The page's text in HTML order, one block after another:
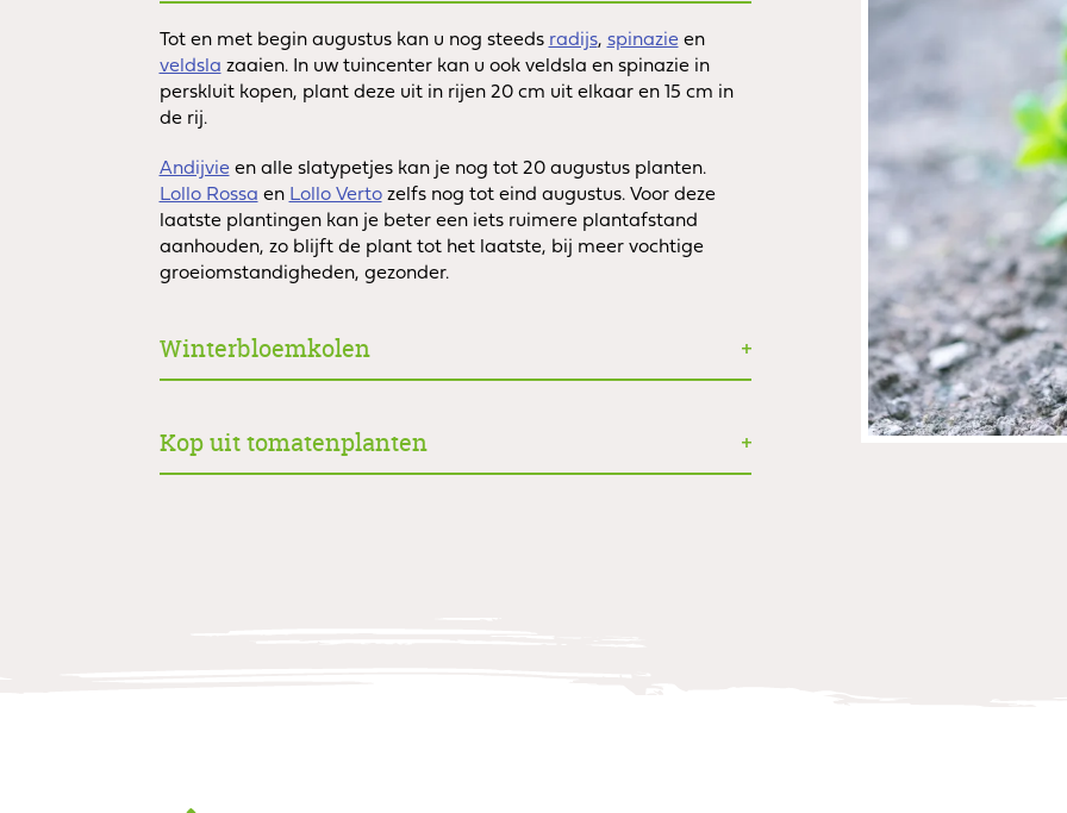
Tot en met begin augustus kan u nog steeds radijs, spinazie en
veldsla zaaien. In uw tuincenter kan u ook veldsla en spinazie in
perskluit kopen, plant deze uit in rijen 20 cm uit elkaar en 15 cm in
de rij.
Andijvie en alle slatypetjes kan je nog tot 20 augustus planten.
Lollo Rossa en Lollo Vertozelfs nog tot eind augustus. Voor deze
laatste plantingen kan je beter een iets ruimere plantafstand
aanhouden, zo blijft de plant tot het laatste, bij meer vochtige
groeiomstandigheden, gezonder.
Winterbloemkolen
Kop uit tomatenplanten